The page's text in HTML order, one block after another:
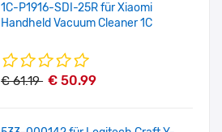
1C-P1916-SDI-25R für Xiaomi
Handheld Vacuum Cleaner 1C
€ 61.19 € 50.99